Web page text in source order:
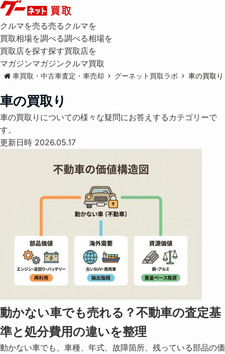
クルマを売る売る クルマを
買取相場を調べる調べる相場を
買取店を探す探す買取店を
マガジンマガジンクルマ買取
車買取・中古車査定・車売却 グーネット買取ラボ 車の買取り
車の買取り
車の買取りについての様々な疑問にお答えするカテゴリーで
す。
更新日時 2026.05.17
動かない車でも売れる？不動車の査定基
準と処分費用の違いを整理
動かない車でも、車種、年式、故障箇所、残っている部品の価